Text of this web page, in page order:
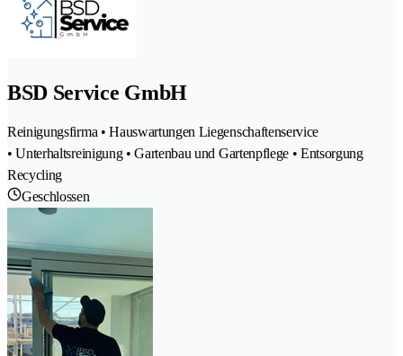
BSD Service GmbH
Reinigungsfirma • Hauswartungen Liegenschaftenservice
• Unterhaltsreinigung • Gartenbau und Gartenpflege • Entsorgung
Recycling
Geschlossen